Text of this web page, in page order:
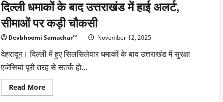
बाहर
जुटे
फैंस,
बोले
–
“उन्हें
हमारी
उम्र
जाए”
दिल्ली धमाकों के बाद उत्तराखंड में हाई अलर्ट,
सीमाओं पर कड़ी चौकसी
Devbhoomi Samachar™ November 12, 2025
देहरादून। दिल्ली में हुए सिलसिलेवार धमाकों के बाद उत्तराखंड में सुरक्षा
एजेंसियां पूरी तरह से सतर्क हो...
Read MoreRead
more